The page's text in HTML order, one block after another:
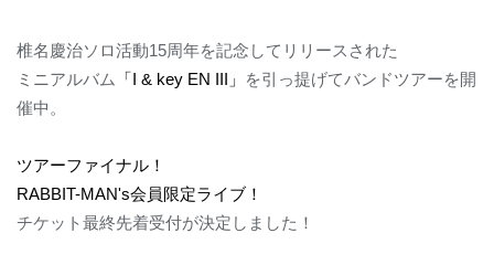
椎名慶治ソロ活動15周年を記念してリリースされた
ミニアルバム
「 I & key EN III 」
を引っ提げてバンドツアーを開
催中。
ツアーファイナル！
RABBIT-MAN's会員限定ライブ！
チケット最終先着受付が決定しました！